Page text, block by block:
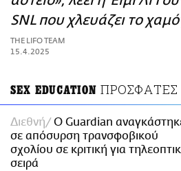
ΑΜΠΑ
PRINT
SNL που χλευάζει το
THE LIFO TEAM
15.4.2025
SEX EDUCATION ΠΡΟΣΦΑΤΕΣ
Διεθνή
Ο Guardian
σε απόσυρση τρανσφοβικού
σχολίου σε κριτική για
σειρά